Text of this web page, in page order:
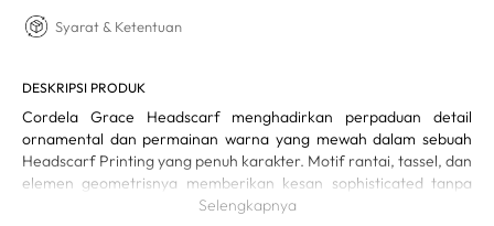
Syarat & Ketentuan
DESKRIPSI PRODUK
Cordela Grace Headscarf menghadirkan perpaduan detail
ornamental dan permainan warna yang mewah dalam sebuah
Headscarf Printing yang penuh karakter. Motif rantai, tassel, dan
elemen geometrisnya memberikan kesan sophisticated tanpa
kehilangan sentuhan modern. Teksturnya yang halus dan ringan
Selengkapnya